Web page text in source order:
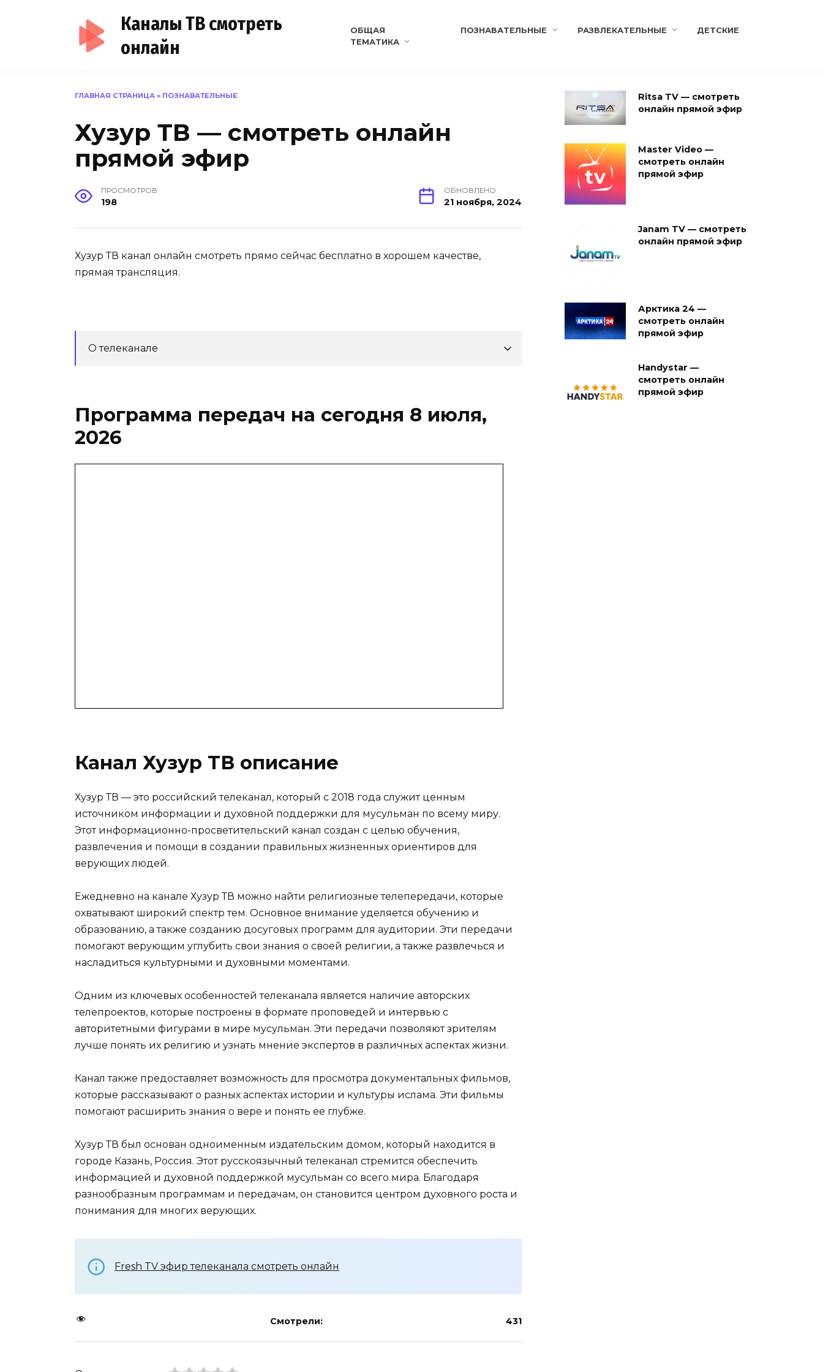
Каналы ТВ смотреть
онлайн
ОБЩАЯ
ТЕМАТИКА
ПОЗНАВАТЕЛЬНЫЕ РАЗВЛЕКАТЕЛЬНЫЕ ДЕТСКИЕ
ГЛАВНАЯ СТРАНИЦА » ПОЗНАВАТЕЛЬНЫЕ
Хузур ТВ — смотреть онлайн
прямой эфир
ПРОСМОТРОВ
198
ОБНОВЛЕНО
21 ноября, 2024
Хузур ТВ канал онлайн смотреть прямо сейчас бесплатно в хорошем качестве,
прямая трансляция.
О телеканале
Программа передач на сегодня 8 июля,
2026
Канал Хузур ТВ описание
Хузур ТВ — это российский телеканал, который с 2018 года служит ценным
источником информации и духовной поддержки для мусульман по всему миру.
Этот информационно-просветительский канал создан с целью обучения,
развлечения и помощи в создании правильных жизненных ориентиров для
верующих людей.
Ежедневно на канале Хузур ТВ можно найти религиозные телепередачи, которые
охватывают широкий спектр тем. Основное внимание уделяется обучению и
образованию, а также созданию досуговых программ для аудитории. Эти передачи
помогают верующим углубить свои знания о своей религии, а также развлечься и
насладиться культурными и духовными моментами.
Одним из ключевых особенностей телеканала является наличие авторских
телепроектов, которые построены в формате проповедей и интервью с
авторитетными фигурами в мире мусульман. Эти передачи позволяют зрителям
лучше понять их религию и узнать мнение экспертов в различных аспектах жизни.
Канал также предоставляет возможность для просмотра документальных фильмов,
которые рассказывают о разных аспектах истории и культуры ислама. Эти фильмы
помогают расширить знания о вере и понять ее глубже.
Хузур ТВ был основан одноименным издательским домом, который находится в
городе Казань, Россия. Этот русскоязычный телеканал стремится обеспечить
информацией и духовной поддержкой мусульман со всего мира. Благодаря
разнообразным программам и передачам, он становится центром духовного роста и
понимания для многих верующих.
Fresh TV эфир телеканала смотреть онлайн
Смотрели: 431
Ritsa TV — смотреть
онлайн прямой эфир
Master Video —
смотреть онлайн
прямой эфир
Janam TV — смотреть
онлайн прямой эфир
Арктика 24 —
смотреть онлайн
прямой эфир
Handystar —
смотреть онлайн
прямой эфир